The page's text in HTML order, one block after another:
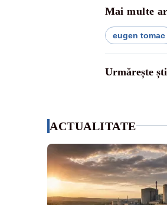
Mai multe
eugen tomac
Urmărește
ACTUALITATE